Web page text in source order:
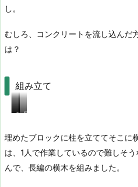
合
せ
て
ブ
ッ
を
埋
し
た。
さ
で
作
し。
むしろ、コンクリートを流し込んだ
は？
組み立て
先
短
組
ブ
ッ
立
長
の
木
埋めたブロックに柱を立ててそこに
は、1人で作業しているので難しそ
んで、長編の横木を組みました。